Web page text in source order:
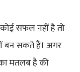
सफल नहीं है तो
बन सकते हैं। अगर
मतलब है की